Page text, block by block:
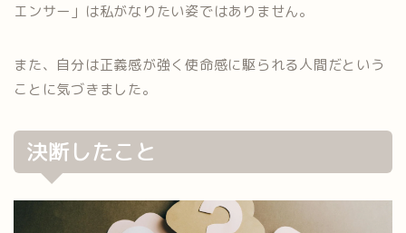
エンサー」は私がなりたい姿ではありません。
また、自分は正義感が強く使命感に駆られる人間だという
ことに気づきました。
決断したこと